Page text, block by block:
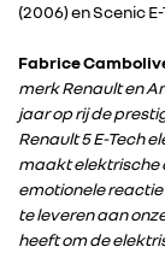
RENAULT GROUP
RENAULT
DACIA
ALPINE
(2006) en Scenic
Fabrice
merk Renault en
jaar op rij de
Renault 5 E-Tech
maakt elektrische
emotionele
te leveren aan
heeft om de